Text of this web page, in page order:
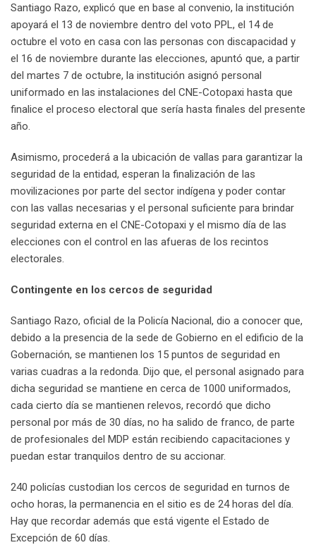
Santiago Razo, explicó que en base al convenio, la institución
apoyará el 13 de noviembre dentro del voto PPL, el 14 de
octubre el voto en casa con las personas con discapacidad y
el 16 de noviembre durante las elecciones, apuntó que, a partir
del martes 7 de octubre, la institución asignó personal
uniformado en las instalaciones del CNE-Cotopaxi hasta que
finalice el proceso electoral que sería hasta finales del presente
año.
Asimismo, procederá a la ubicación de vallas para garantizar la
seguridad de la entidad, esperan la finalización de las
movilizaciones por parte del sector indígena y poder contar
con las vallas necesarias y el personal suficiente para brindar
seguridad externa en el CNE-Cotopaxi y el mismo día de las
elecciones con el control en las afueras de los recintos
electorales.
Contingente en los cercos de seguridad
Santiago Razo, oficial de la Policía Nacional, dio a conocer que,
debido a la presencia de la sede de Gobierno en el edificio de la
Gobernación, se mantienen los 15 puntos de seguridad en
varias cuadras a la redonda. Dijo que, el personal asignado para
dicha seguridad se mantiene en cerca de 1000 uniformados,
cada cierto día se mantienen relevos, recordó que dicho
personal por más de 30 días, no ha salido de franco, de parte
de profesionales del MDP están recibiendo capacitaciones y
puedan estar tranquilos dentro de su accionar.
240 policías custodian los cercos de seguridad en turnos de
ocho horas, la permanencia en el sitio es de 24 horas del día.
Hay que recordar además que está vigente el Estado de
Excepción de 60 días.